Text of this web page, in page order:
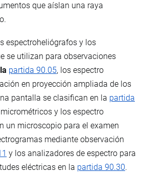
que aíslan una raya
espectroheliógrafos y los
se utilizan para observaciones
partida 90.05, los espectro
en proyección ampliada de los
pantalla se clasifican en la partida
y los espectro
un microscopio para el examen
mediante observación
y los analizadores de espectro para
eléctricas en la partida 90.30.